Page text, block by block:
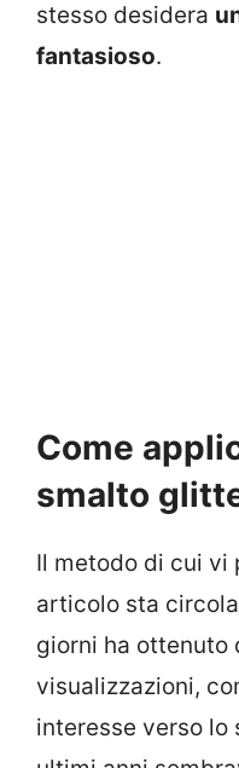
stesso desidera
fantasioso.
Come
smalto
Il metodo di cui vi
articolo sta
giorni ha ottenuto
visualizzazioni,
interesse verso lo